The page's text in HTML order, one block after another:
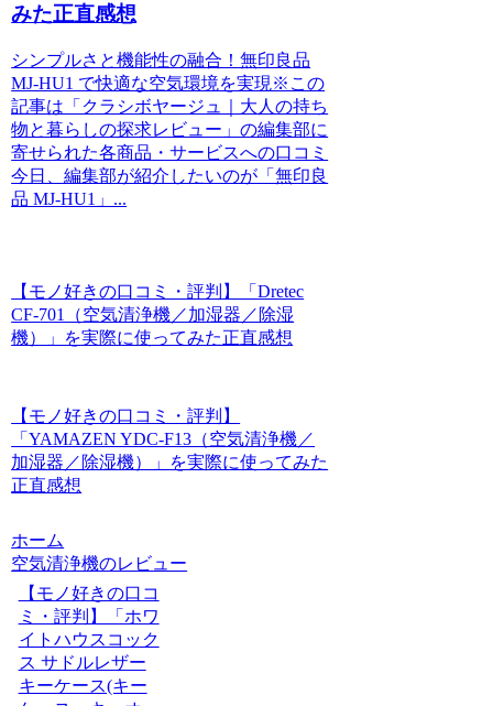
みた正直感想
シンプルさと機能性の融合！無印良品
MJ-HU1 で快適な空気環境を実現※この
記事は「クラシボヤージュ｜大人の持ち
物と暮らしの探求レビュー」の編集部に
寄せられた各商品・サービスへの口コミ
今日、編集部が紹介したいのが「無印良
品 MJ-HU1」...
【モノ好きの口コミ・評判】「Dretec
CF-701（空気清浄機／加湿器／除湿
機）」を実際に使ってみた正直感想
【モノ好きの口コミ・評判】
「YAMAZEN YDC-F13（空気清浄機／
加湿器／除湿機）」を実際に使ってみた
正直感想
ホーム
空気清浄機のレビュー
【モノ好きの口コ
ミ・評判】「ホワ
イトハウスコック
ス サドルレザー
キーケース(キー